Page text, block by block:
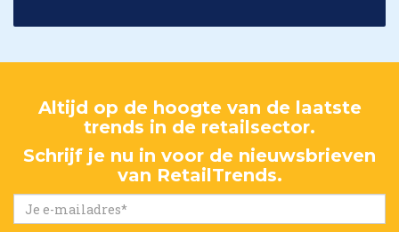
Altijd op de hoogte van de laatste
trends in de retailsector.
Schrijf je nu in voor de nieuwsbrieven
van RetailTrends.